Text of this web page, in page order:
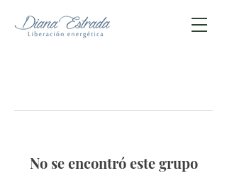
No se encontró este grupo